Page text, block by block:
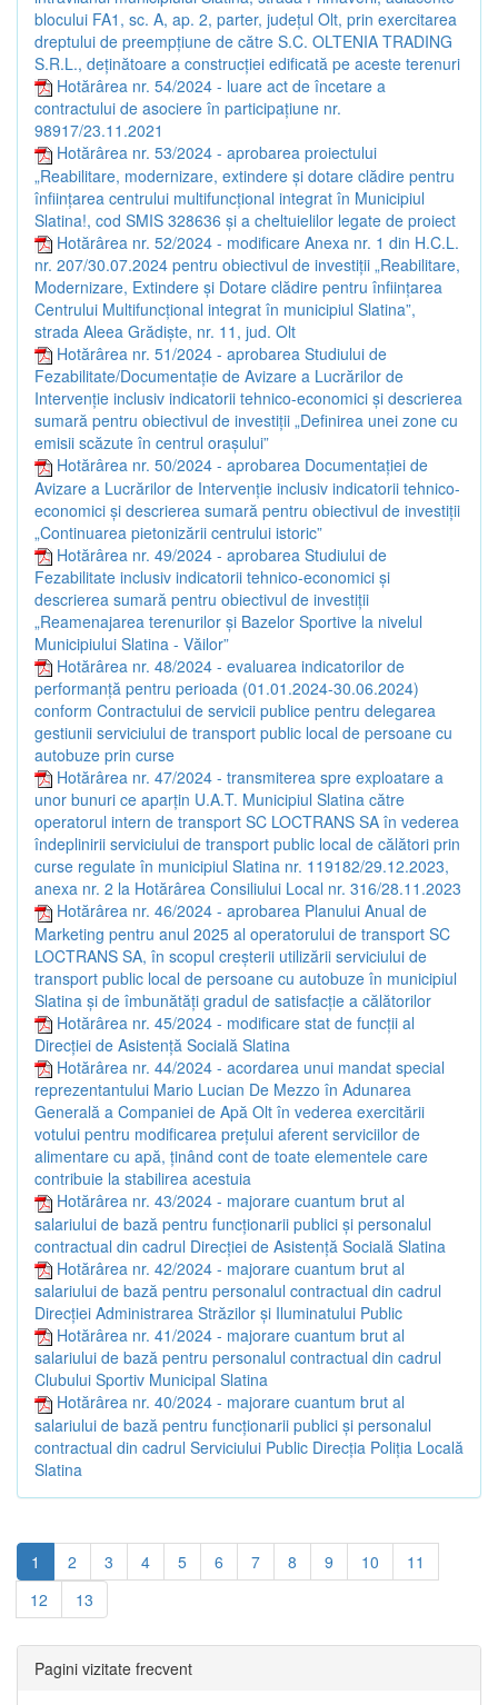
blocului FA1, sc. A, ap. 2, parter, județul Olt, prin exercitarea
dreptului de preempțiune de către S.C. OLTENIA TRADING
S.R.L., deținătoare a construcției edificată pe aceste terenuri
Hotărârea nr. 54/2024 - luare act de încetare a
contractului de asociere în participațiune nr.
98917/23.11.2021
Hotărârea nr. 53/2024 - aprobarea proiectului
„Reabilitare, modernizare, extindere și dotare clădire pentru
înființarea centrului multifuncțional integrat în Municipiul
Slatina!, cod SMIS 328636 și a cheltuielilor legate de proiect
Hotărârea nr. 52/2024 - modificare Anexa nr. 1 din H.C.L.
nr. 207/30.07.2024 pentru obiectivul de investiții „Reabilitare,
Modernizare, Extindere și Dotare clădire pentru înființarea
Centrului Multifuncțional integrat în municipiul Slatina”,
strada Aleea Grădiște, nr. 11, jud. Olt
Hotărârea nr. 51/2024 - aprobarea Studiului de
Fezabilitate/Documentație de Avizare a Lucrărilor de
Intervenție inclusiv indicatorii tehnico-economici și descrierea
sumară pentru obiectivul de investiții „Definirea unei zone cu
emisii scăzute în centrul orașului”
Hotărârea nr. 50/2024 - aprobarea Documentației de
Avizare a Lucrărilor de Intervenție inclusiv indicatorii tehnico-
economici și descrierea sumară pentru obiectivul de investiții
„Continuarea pietonizării centrului istoric”
Hotărârea nr. 49/2024 - aprobarea Studiului de
Fezabilitate inclusiv indicatorii tehnico-economici și
descrierea sumară pentru obiectivul de investiții
„Reamenajarea terenurilor și Bazelor Sportive la nivelul
Municipiului Slatina - Văilor”
Hotărârea nr. 48/2024 - evaluarea indicatorilor de
performanță pentru perioada (01.01.2024-30.06.2024)
conform Contractului de servicii publice pentru delegarea
gestiunii serviciului de transport public local de persoane cu
autobuze prin curse
Hotărârea nr. 47/2024 - transmiterea spre exploatare a
unor bunuri ce aparțin U.A.T. Municipiul Slatina către
operatorul intern de transport SC LOCTRANS SA în vederea
îndeplinirii serviciului de transport public local de călători prin
curse regulate în municipiul Slatina nr. 119182/29.12.2023,
anexa nr. 2 la Hotărârea Consiliului Local nr. 316/28.11.2023
Hotărârea nr. 46/2024 - aprobarea Planului Anual de
Marketing pentru anul 2025 al operatorului de transport SC
LOCTRANS SA, în scopul creșterii utilizării serviciului de
transport public local de persoane cu autobuze în municipiul
Slatina și de îmbunătăți gradul de satisfacție a călătorilor
Hotărârea nr. 45/2024 - modificare stat de funcții al
Direcției de Asistență Socială Slatina
Hotărârea nr. 44/2024 - acordarea unui mandat special
reprezentantului Mario Lucian De Mezzo în Adunarea
Generală a Companiei de Apă Olt în vederea exercitării
votului pentru modificarea prețului aferent serviciilor de
alimentare cu apă, ținând cont de toate elementele care
contribuie la stabilirea acestuia
Hotărârea nr. 43/2024 - majorare cuantum brut al
salariului de bază pentru funcționarii publici și personalul
contractual din cadrul Direcției de Asistență Socială Slatina
Hotărârea nr. 42/2024 - majorare cuantum brut al
salariului de bază pentru personalul contractual din cadrul
Direcției Administrarea Străzilor și Iluminatului Public
Hotărârea nr. 41/2024 - majorare cuantum brut al
salariului de bază pentru personalul contractual din cadrul
Clubului Sportiv Municipal Slatina
Hotărârea nr. 40/2024 - majorare cuantum brut al
salariului de bază pentru funcționarii publici și personalul
contractual din cadrul Serviciului Public Direcția Poliția Locală
Slatina
1 2 3 4 5 6 7 8 9 10
11
12
13
Pagini vizitate frecvent